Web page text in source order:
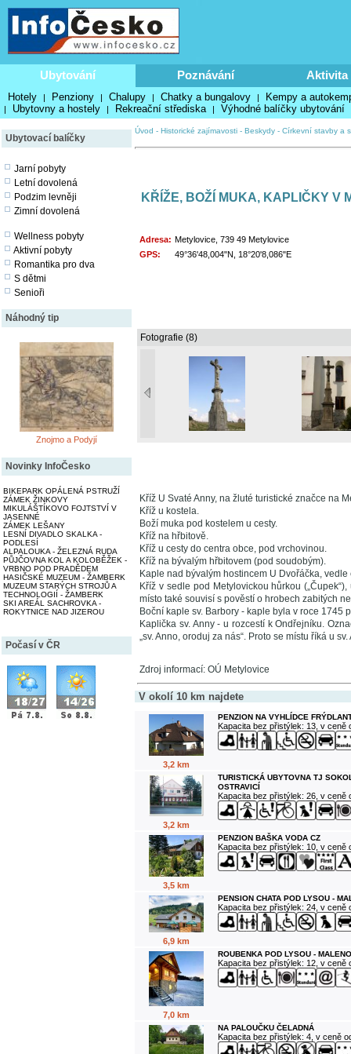
Ubytování Poznávání Aktivita
Hotely | Penziony | Chalupy | Chatky a bungalovy | Kempy a
| Ubytovny a hostely | Rekreační střediska | Výhodné balíčky ubytování
Ubytovací balíčky
Jarní pobyty
Letní dovolená
Podzim levněji
Zimní dovolená
Wellness pobyty
Aktivní pobyty
Romantika pro dva
S dětmi
Senioři
Náhodný tip
Znojmo a Podyjí
Novinky InfoČesko
BIKEPARK OPÁLENÁ PSTRUŽÍ
ZÁMEK ŽINKOVY
MIKULÁŠTÍKOVO FOJTSTVÍ V
JASENNÉ
ZÁMEK LEŠANY
LESNÍ DIVADLO SKALKA -
PODLESÍ
ALPALOUKA - ŽELEZNÁ RUDA
PŮJČOVNA KOL A KOLOBĚŽEK -
VRBNO POD PRADĚDEM
HASIČSKÉ MUZEUM - ŽAMBERK
MUZEUM STARÝCH STROJŮ A
TECHNOLOGIÍ - ŽAMBERK
SKI AREÁL SACHROVKA -
ROKYTNICE NAD JIZEROU
Počasí v ČR
Úvod - Historické zajímavosti - Beskydy - Církevní stavby a
KŘÍŽE, BOŽÍ MUKA, KAPLIČKY V
Adresa: Metylovice, 739 49 Metylovice
GPS:
49°36'48,004"N, 18°20'8,086"E
Fotografie (8)
Kříž U Svaté Anny, na žluté turistické značce na
Kříž u kostela.
Boží muka pod kostelem u cesty.
Kříž na hřbitově.
Kříž u cesty do centra obce, pod vrchovinou.
Kříž na bývalým hřbitovem (pod soudobým).
Kaple nad bývalým hostincem U Dvořáčka,
Kříž v sedle pod Metylovickou hůrkou
místo také souvisí s pověstí o hrobech zabitých
Boční kaple sv. Barbory - kaple byla v roce 1745
Kaplička sv. Anny - u rozcestí k Ondřejníku.
„sv. Anno, oroduj za nás“. Proto se místu říká u sv.
Zdroj informací: OÚ Metylovice
V okolí 10 km najdete
3,2 km
PENZION NA VYHLÍDCE
Kapacita bez přistýlek: 13, v ceně
3,2 km
TURISTICKÁ UBYTOVNA TJ
OSTRAVICÍ
Kapacita bez přistýlek: 26, v ceně
3,5 km
PENZION BAŠKA VODA CZ
Kapacita bez přistýlek: 10, v ceně
6,9 km
PENSION CHATA POD LYSOU -
Kapacita bez přistýlek: 24, v ceně
7,0 km
ROUBENKA POD LYSOU -
Kapacita bez přistýlek: 12, v ceně
NA PALOUČKU ČELADNÁ
Kapacita bez přistýlek: 4, v ceně